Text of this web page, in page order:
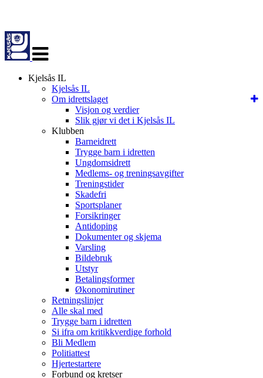
navigasjon
Kjelsås IL
Kjelsås IL
Om idrettslaget
Visjon og verdier
Slik gjør vi det i Kjelsås IL
Klubben
Barneidrett
Trygge barn i idretten
Ungdomsidrett
Medlems- og treningsavgifter
Treningstider
Skadefri
Sportsplaner
Forsikringer
Antidoping
Dokumenter og skjema
Varsling
Bildebruk
Utstyr
Betalingsformer
Økonomirutiner
Retningslinjer
Alle skal med
Trygge barn i idretten
Si ifra om kritikkverdige forhold
Bli Medlem
Politiattest
Hjertestartere
Forbund og kretser